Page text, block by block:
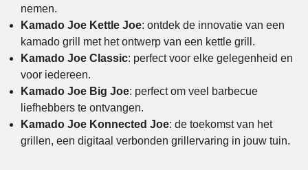
nemen.
Kamado Joe Kettle Joe: ontdek de innovatie van een
kamado grill met het ontwerp van een kettle grill.
Kamado Joe Classic: perfect voor elke gelegenheid en
voor iedereen.
Kamado Joe Big Joe: perfect om veel barbecue
liefhebbers te ontvangen.
Kamado Joe Konnected Joe: de toekomst van het
grillen, een digitaal verbonden grillervaring in jouw tuin.